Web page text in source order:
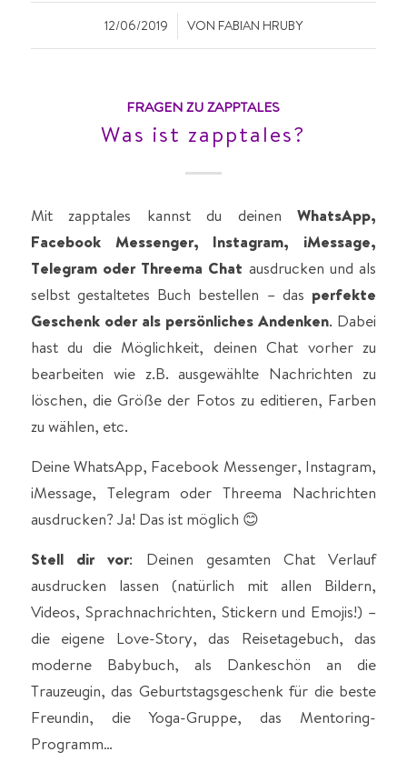
12/06/2019
/ VON FABIAN HRUBY
FRAGEN ZU ZAPPTALES
Was ist zapptales?
Mit zapptales kannst du deinenWhatsApp,
Facebook Messenger, Instagram, iMessage,
Telegram oder Threema Chat ausdrucken und als
selbst gestaltetes Buch bestellen – das perfekte
Geschenk oder als persönliches Andenken. Dabei
hast du die Möglichkeit, deinen Chat vorher zu
bearbeiten wie z.B. ausgewählte Nachrichten zu
löschen, die Größe der Fotos zu editieren, Farben
zu wählen, etc.
Deine WhatsApp, Facebook Messenger, Instagram,
iMessage, Telegram oder Threema Nachrichten
ausdrucken? Ja! Das ist möglich 😊
Stell dir vor: Deinen gesamten Chat Verlauf
ausdrucken lassen (natürlich mit allen Bildern,
Videos, Sprachnachrichten, Stickern und Emojis!) –
die eigene Love-Story, das Reisetagebuch, das
moderne Babybuch, als Dankeschön an die
Trauzeugin, das Geburtstagsgeschenk für die beste
Freundin, die Yoga-Gruppe, das Mentoring-
Programm…